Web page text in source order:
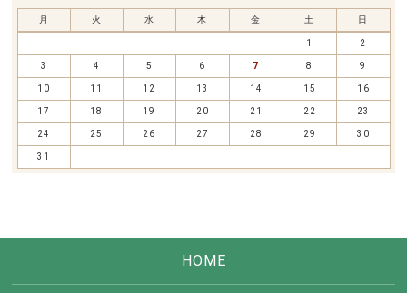
月 火 水 木 金 土 日
1 2
3 4 5 6 7 8 9
10 11 12 13 14 15 16
17 18 19 20 21 22 23
24 25 26 27 28 29 30
31
HOME